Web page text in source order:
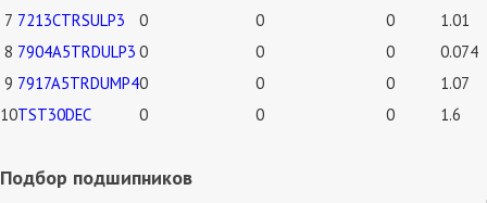
7 7213CTRSULP3 0 0 0
1.01
8 7904A5TRDULP3 0 0 0
0.074
9 7917A5TRDUMP40 0 0
1.07
10TST30DEC 0 0 0 1.6
Подбор подшипников